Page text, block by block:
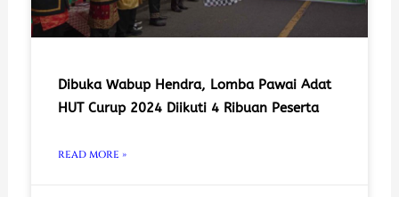
Dibuka Wabup Hendra, Lomba Pawai Adat
HUT Curup 2024 Diikuti 4 Ribuan Peserta
READ MORE »